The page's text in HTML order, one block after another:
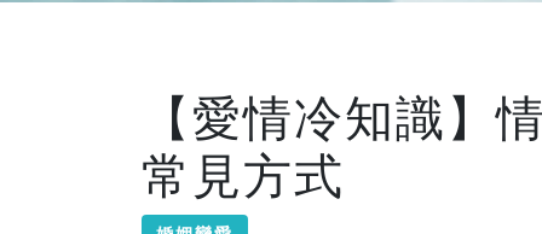
【愛情冷知識】
常見方式